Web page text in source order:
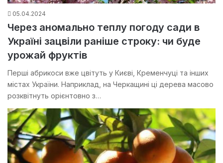
05.04.2024
Через аномально теплу погоду сади в
Україні зацвіли раніше строку: чи буде
урожай фруктів
Перші абрикоси вже цвітуть у Києві, Кременчуці та інших
містах України. Наприклад, на Черкащині ці дерева масово
розквітнуть орієнтовно з…